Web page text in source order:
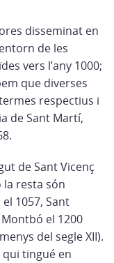
disseminat en
de les
vers l’any 1000;
que diverses
respectius i
de Sant Martí,
de Sant Vicenç
la resta són
1057, Sant
Montbó el 1200
del segle XII).
tingué en